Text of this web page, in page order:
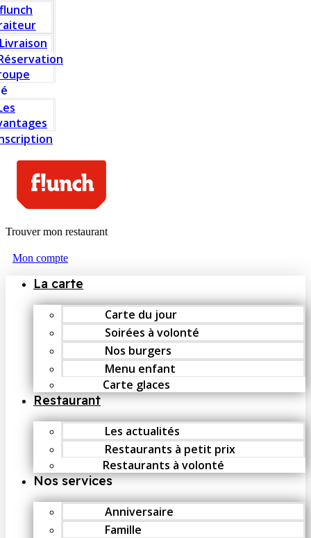
flunch
Livraison
Trouver mon restaurant
Mon compte
La carte
Carte du jour
Soirées à volonté
Nos burgers
Menu enfant
Carte glaces
Restaurant
Les actualités
Restaurants à petit prix
Restaurants à volonté
Nos services
Anniversaire
Famille